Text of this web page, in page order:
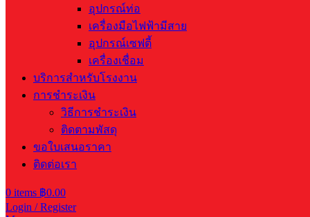
อุปกรณ์ท่อ
เครื่องมือไฟฟ้ามีสาย
อุปกรณ์เซฟตี้
เครื่องเชื่อม
บริการสำหรับโรงงาน
การชำระเงิน
วิธีการชำระเงิน
ติดตามพัสดุ
ขอใบเสนอราคา
ติดต่อเรา
0 items ฿0.00
Login / Register